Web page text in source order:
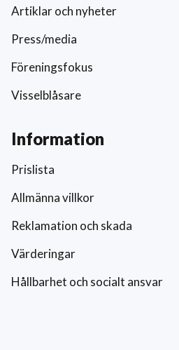
Artiklar och nyheter
Press/media
Föreningsfokus
Visselblåsare
Information
Prislista
Allmänna villkor
Reklamation och skada
Värderingar
Hållbarhet och socialt ansvar